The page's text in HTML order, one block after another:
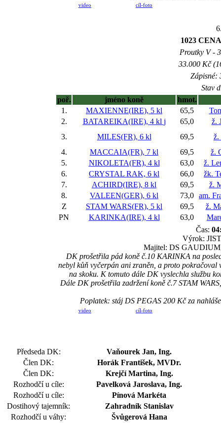
video cíl-foto
1023
Proutky V -
33.000 Kč
Zápisné:
Stav
poř.
jméno koně
hmot.
1.
MAXIENNE(IRE), 5 kl 65,5
2.
BATAREIKA(IRE), 4 kl j 65,0
ž.
3.
MILES(FR), 6 kl 69,5
ž.
4.
MACCAIA(FR), 7 kl 69,5
ž.
5.
NIKOLETA(FR), 4 kl 63,0
ž.
6.
CRYSTAL RAK, 6 kl 66,0
žk.
7.
ACHIRD(IRE), 8 kl 69,5
ž.
8.
VALEEN(GER), 6 kl 73,0 am.
Z
STAM WARS(FR), 5 kl 69,5
ž.
PN
KARINKA(IRE), 4 kl 63,0
Čas:
Výrok:
Majitel: DS GAUDIUM,
DK prošetřila pád koně č.10 KARINKA na
nebyl kůň vyčerpán ani zraněn, a proto pokračoval
na skoku. K tomuto dále DK vyslechla službu
Dále DK prošetřila zadržení koně č.7 STAM
Poplatek: stáj DS PEGAS 200 Kč za
video cíl-foto
Předseda DK:
Vaňourek Jan, Ing.
Člen DK:
Horák František, MVDr.
Člen DK:
Krejčí Martina, Ing.
Rozhodčí u cíle:
Pavelková Jaroslava, Ing.
Rozhodčí u cíle:
Pínová Markéta
Dostihový tajemník:
Zahradník Stanislav
Rozhodčí u váhy:
Švůgerová Hana